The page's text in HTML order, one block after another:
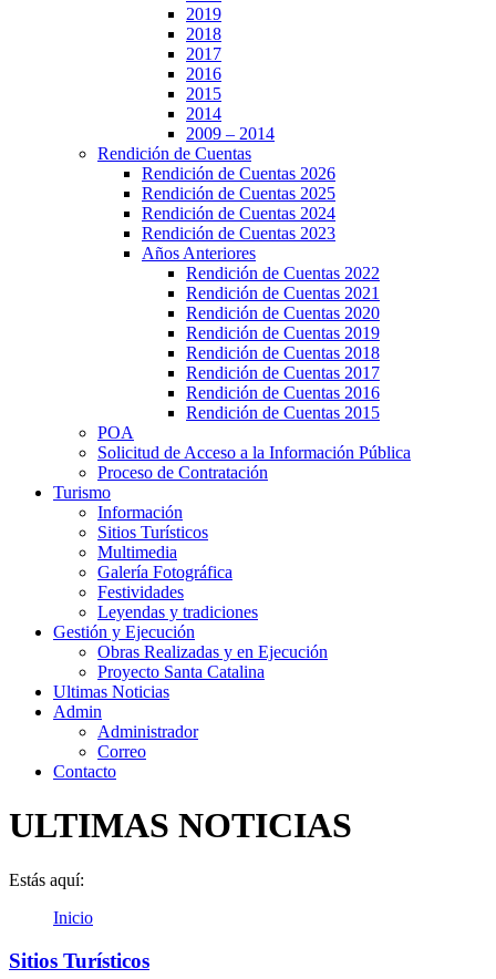
2019
2018
2017
2016
2015
2014
2009 – 2014
Rendición de Cuentas
Rendición de Cuentas 2026
Rendición de Cuentas 2025
Rendición de Cuentas 2024
Rendición de Cuentas 2023
Años Anteriores
Rendición de Cuentas 2022
Rendición de Cuentas 2021
Rendición de Cuentas 2020
Rendición de Cuentas 2019
Rendición de Cuentas 2018
Rendición de Cuentas 2017
Rendición de Cuentas 2016
Rendición de Cuentas 2015
POA
Solicitud de Acceso a la Información Pública
Proceso de Contratación
Turismo
Información
Sitios Turísticos
Multimedia
Galería Fotográfica
Festividades
Leyendas y tradiciones
Gestión y Ejecución
Obras Realizadas y en Ejecución
Proyecto Santa Catalina
Ultimas Noticias
Admin
Administrador
Correo
Contacto
ULTIMAS NOTICIAS
Estás aquí:
Inicio
Sitios Turísticos